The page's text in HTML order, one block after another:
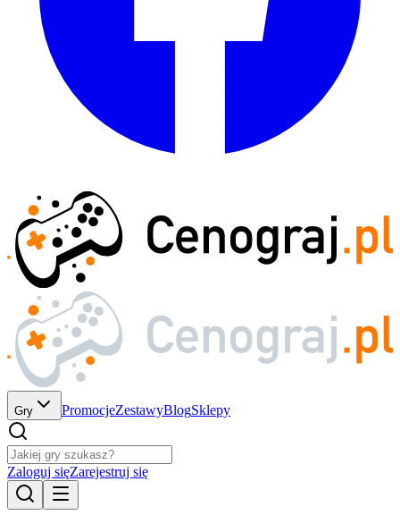
Gry PromocjeZestawyBlogSklepy
Zaloguj sięZarejestruj się